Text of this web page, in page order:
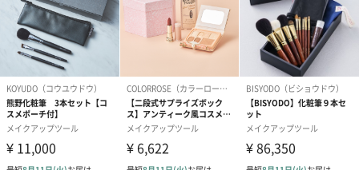
アンダーや目頭と狭い部分に、リップのハイライトを入れる用途
Brush 05 : Eye blender brush
シャドウを自然にブレンドするのに良く、 ノーズシェーディング
用にピッタリなサイズのブラシです。